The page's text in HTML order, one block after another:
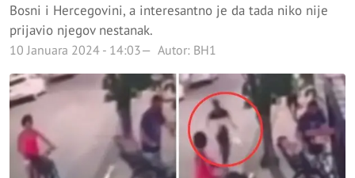
Bosni i Hercegovini, a interesantno je da tada niko nije
prijavio njegov nestanak.
10 Januara 2024 - 14:03 Autor: BH1